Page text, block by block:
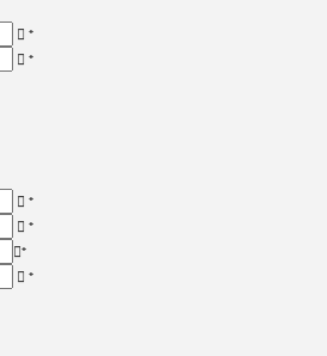
*
*
*
*
*
*